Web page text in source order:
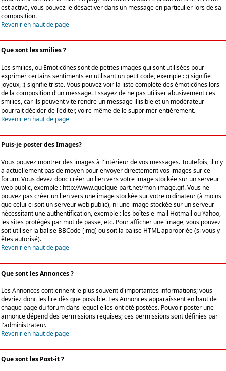
est activé, vous pouvez le désactiver dans un message en particulier lors de sa
composition.
Revenir en haut de page
Que sont les smilies ?
Les smilies, ou Emoticônes sont de petites images qui sont utilisées pour
exprimer certains sentiments en utilisant un petit code, exemple : :) signifie
joyeux, :( signifie triste. Vous pouvez voir la liste complète des émoticônes lors
de la composition d'un message. Essayez de ne pas utiliser abusivement ces
smilies, car ils peuvent vite rendre un message illisible et un modérateur
pourrait décider de l'éditer, voire même de le supprimer entièrement.
Revenir en haut de page
Puis-je poster des Images?
Vous pouvez montrer des images à l'intérieur de vos messages. Toutefois, il n'y
a actuellement pas de moyen pour envoyer directement vos images sur ce
forum. Vous devez donc créer un lien vers votre image stockée sur un serveur
web public, exemple : http://www.quelque-part.net/mon-image.gif. Vous ne
pouvez pas créer un lien vers une image stockée sur votre ordinateur (à moins
que celui-ci soit un serveur web public), ni une image stockée sur un serveur
nécessitant une authentification, exemple : les boîtes e-mail Hotmail ou Yahoo,
les sites protégés par mot de passe, etc. Pour afficher une image, vous pouvez
soit utiliser la balise BBCode [img] ou soit la balise HTML appropriée (si vous y
êtes autorisé).
Revenir en haut de page
Que sont les Annonces ?
Les Annonces contiennent le plus souvent d'importantes informations; vous
devriez donc les lire dès que possible. Les Annonces apparaîssent en haut de
chaque page du forum dans lequel elles ont été postées. Pouvoir poster une
annonce dépend des permissions requises; ces permissions sont définies par
l'administrateur.
Revenir en haut de page
Que sont les Post-it ?